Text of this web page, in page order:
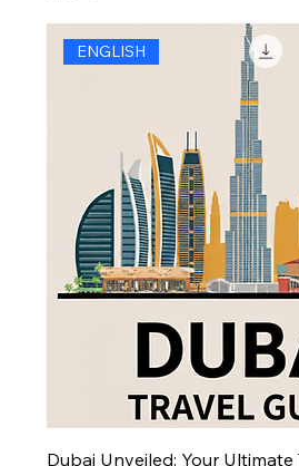
ENGLISH
Dubai Unveiled: Your